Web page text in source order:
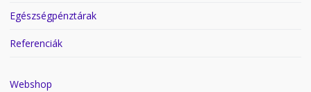
Egészségpénztárak
Referenciák
Webshop